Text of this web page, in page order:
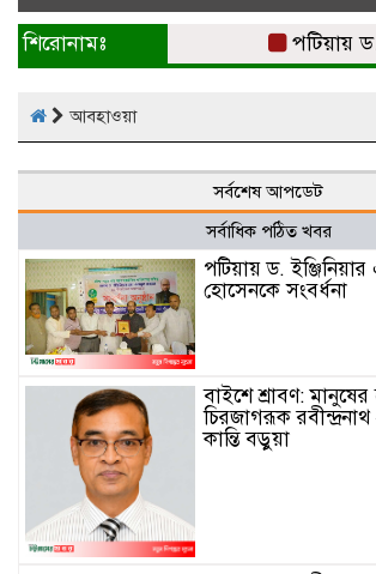
শিরোনামঃ পটিয়ায়
আবহাওয়া
সর্বশেষ আপডেট
সর্বাধিক পঠিত খবর
পটিয়ায় ড.
হোসেনকে সংবর্ধনা
বাইশে শ্রাবণ:
চিরজাগরূক
কান্তি বড়ুয়া